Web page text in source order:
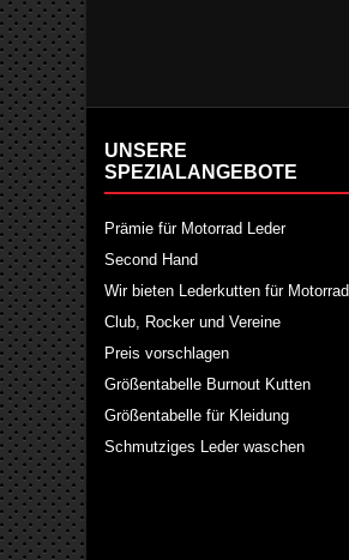
UNSERE
SPEZIALANGEBOTE
Prämie für Motorrad Leder
Second Hand
Wir bieten Lederkutten für Motorrad
Club, Rocker und Vereine
Preis vorschlagen
Größentabelle Burnout Kutten
Größentabelle für Kleidung
Schmutziges Leder waschen